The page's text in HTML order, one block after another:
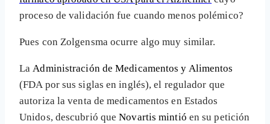
proceso de validación fue cuando menos polémico?
Pues con Zolgensma ocurre algo muy similar.
LaAdministración de Medicamentos y Alimentos
(FDA por sus siglas en inglés), el regulador que
autoriza la venta de medicamentos en Estados
Unidos, descubrió queNovartis mintió en su petición